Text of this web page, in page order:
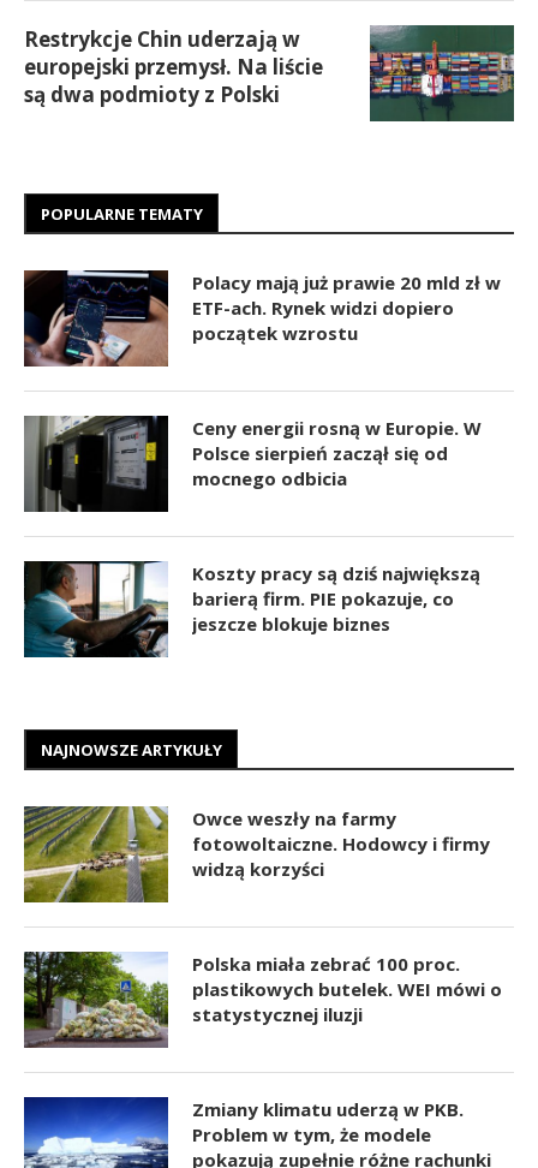
Restrykcje Chin uderzają w
europejski przemysł. Na liście
są dwa podmioty z Polski
POPULARNE TEMATY
Polacy mają już prawie 20 mld zł w
ETF-ach. Rynek widzi dopiero
początek wzrostu
Ceny energii rosną w Europie. W
Polsce sierpień zaczął się od
mocnego odbicia
Koszty pracy są dziś największą
barierą firm. PIE pokazuje, co
jeszcze blokuje biznes
NAJNOWSZE ARTYKUŁY
Owce weszły na farmy
fotowoltaiczne. Hodowcy i firmy
widzą korzyści
Polska miała zebrać 100 proc.
plastikowych butelek. WEI mówi o
statystycznej iluzji
Zmiany klimatu uderzą w PKB.
Problem w tym, że modele
pokazują zupełnie różne rachunki